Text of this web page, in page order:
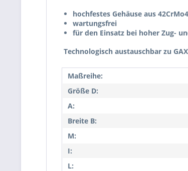
hochfestes Gehäuse aus 42CrMo4
wartungsfrei
für den Einsatz bei hoher Zug-
Technologisch austauschbar zu
Maßreihe:
Größe D:
A:
Breite B:
M:
I:
L: